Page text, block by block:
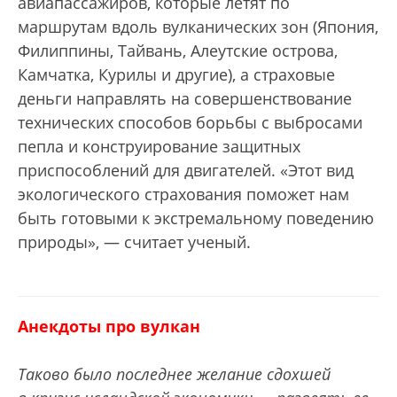
маршрутам вдоль вулканических зон (Япония,
Филиппины, Тайвань, Алеутские острова,
Камчатка, Курилы и другие), а страховые
деньги направлять на совершенствование
технических способов борьбы с выбросами
пепла и конструирование защитных
приспособлений для двигателей. «Этот вид
экологического страхования поможет нам
быть готовыми к экстремальному поведению
природы», — считает ученый.
Анекдоты про вулкан
Таково было последнее желание сдохшей